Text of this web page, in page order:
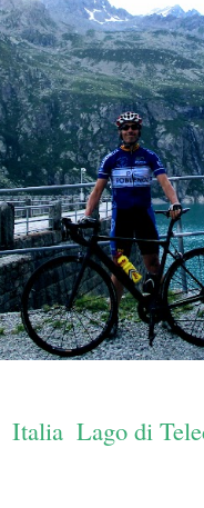
Italia Lago di